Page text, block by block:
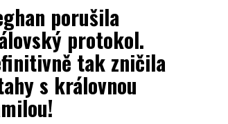
porušila
protokol.
tak zničila
s královnou